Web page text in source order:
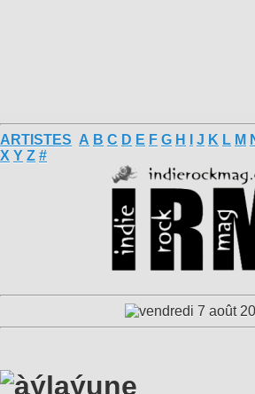
ARTISTES A B C D E F G H J K L M
X Y Z #